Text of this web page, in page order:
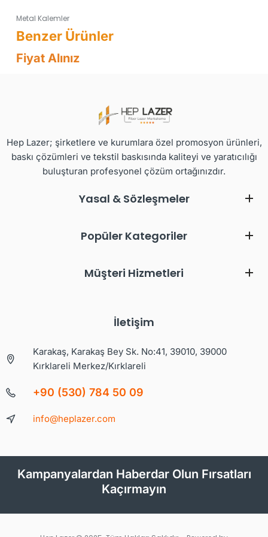
Metal Kalemler
Fiyat Alınız
Hep Lazer; şirketlere ve kurumlara özel promosyon ürünleri,
baskı çözümleri ve tekstil baskısında kaliteyi ve yaratıcılığı
buluşturan profesyonel çözüm ortağınızdır.
Yasal & Sözleşmeler
Popüler Kategoriler
Müşteri Hizmetleri
İletişim
Karakaş, Karakaş Bey Sk. No:41, 39010, 39000
Kırklareli Merkez/Kırklareli
+90 (530) 784 50 09
info@heplazer.com
Kampanyalardan Haberdar Olun Fırsatları
Kaçırmayın